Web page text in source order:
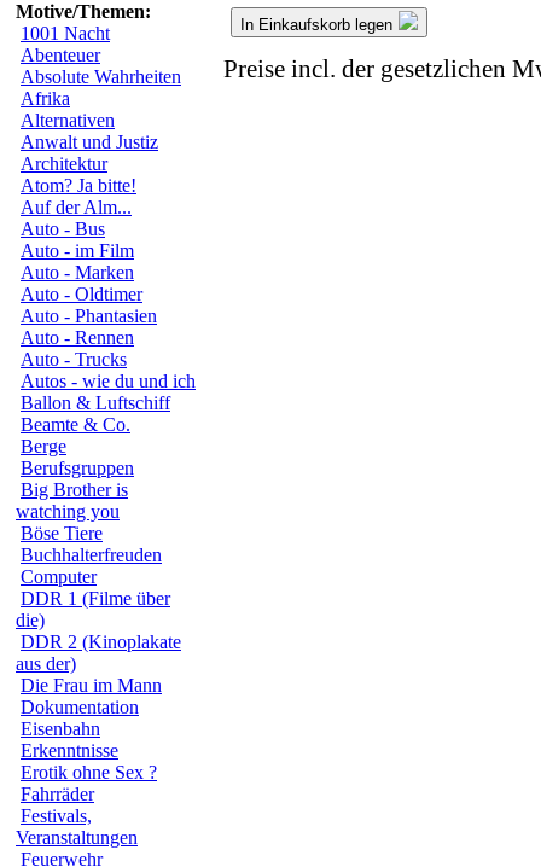
Motive/Themen:
1001 Nacht
Abenteuer
Absolute Wahrheiten
Afrika
Alternativen
Anwalt und Justiz
Architektur
Atom? Ja bitte!
Auf der Alm...
Auto - Bus
Auto - im Film
Auto - Marken
Auto - Oldtimer
Auto - Phantasien
Auto - Rennen
Auto - Trucks
Autos - wie du und ich
Ballon & Luftschiff
Beamte & Co.
Berge
Berufsgruppen
Big Brother is
watching you
Böse Tiere
Buchhalterfreuden
Computer
DDR 1 (Filme über
die)
DDR 2 (Kinoplakate
aus der)
Die Frau im Mann
Dokumentation
Eisenbahn
Erkenntnisse
Erotik ohne Sex ?
Fahrräder
Festivals,
Veranstaltungen
Feuerwehr
In Einkaufskorb legen
Preise incl. der gesetzlichen